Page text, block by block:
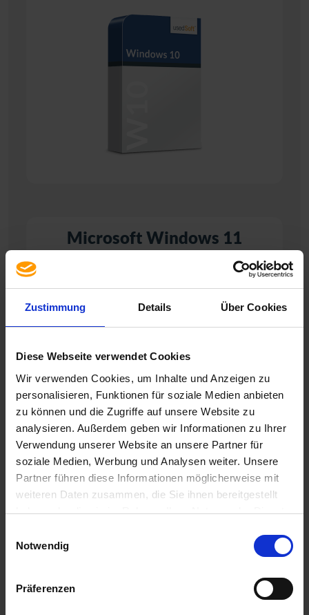
Zustimmung Details Über Cookies
Diese Webseite verwendet Cookies
Wir verwenden Cookies, um Inhalte und Anzeigen zu
personalisieren, Funktionen für soziale Medien anbieten
zu können und die Zugriffe auf unsere Website zu
analysieren. Außerdem geben wir Informationen zu Ihrer
Verwendung unserer Website an unsere Partner für
soziale Medien, Werbung und Analysen weiter. Unsere
Partner führen diese Informationen möglicherweise mit
weiteren Daten zusammen, die Sie ihnen bereitgestellt
haben oder die sie im Rahmen Ihrer Nutzung der Dienste
Cookies, wenn Sie unsere Webseite weiterhin nutzen.
Notwendig
Präferenzen
Microsoft Windows 11